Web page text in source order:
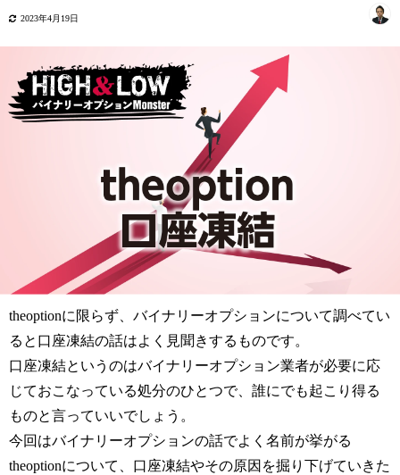
2023年4月19日
theoptionに限らず、バイナリーオプションについて調べてい
ると口座凍結の話はよく見聞きするものです。
口座凍結というのはバイナリーオプション業者が必要に応
じておこなっている処分のひとつで、誰にでも起こり得る
ものと言っていいでしょう。
今回はバイナリーオプションの話でよく名前が挙がる
theoptionについて、口座凍結やその原因を掘り下げていきた